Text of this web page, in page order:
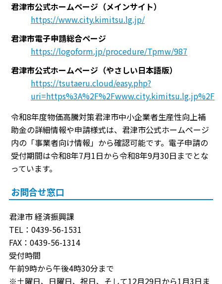
君津市公式ホームページ（メインサイト）
https://www.city.kimitsu.lg.jp/
君津市電子申請総合ページ
https://logoform.jp/procedure/Tpmw/987
君津市公式ホームページ（やさしい日本語版）
https://tsutaeru.cloud/easy.php?
uri=https%3A%2F%2Fwww.city.kimitsu.lg.jp%2F
令和8年度物価高騰対策君津市中小企業者生産性向上補
助金の詳細情報や申請様式は、君津市公式ホームページ
内の「事業者向け情報」から確認可能です。電子申請の
受付期間は令和8年7月1日から令和8年9月30日までとな
っています。
お問合せ窓口
君津市 経済振興課
TEL：0439-56-1531
FAX：0439-56-1314
受付時間
午前9時から午後4時30分まで
※土曜日、日曜日、祝日、そして12月29日から1月3日ま